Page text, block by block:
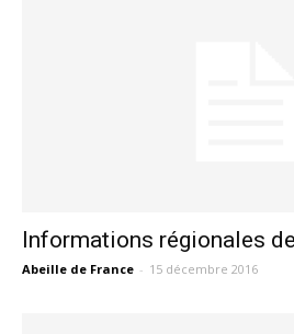
Informations régionales
Abeille de France - 15 décembre 2016